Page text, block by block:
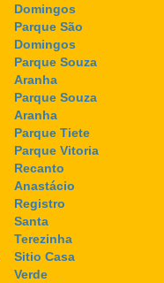
Domingos
Parque São
Domingos
Parque Souza
Aranha
Parque Souza
Aranha
Parque Tiete
Parque Vitoria
Recanto
Anastácio
Registro
Santa
Terezinha
Sitio Casa
Verde